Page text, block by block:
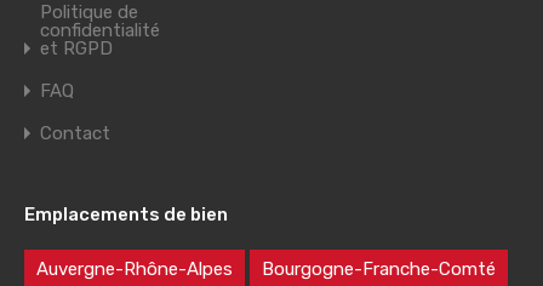
Politique de
confidentialité
et RGPD
FAQ
Contact
Emplacements de bien
Auvergne-Rhône-Alpes Bourgogne-Franche-Comté